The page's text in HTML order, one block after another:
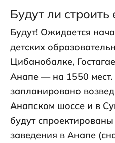
Будут ли строить
Будут! Ожидается
детских
Цибанобалке,
Анапе — на 1550 мест.
запланировано
Анапском шоссе и в
будут
заведения в Анапе